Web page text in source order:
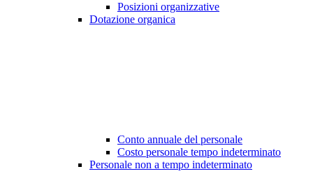
Posizioni organizzative
Dotazione organica
Conto annuale del personale
Costo personale tempo indeterminato
Personale non a tempo indeterminato